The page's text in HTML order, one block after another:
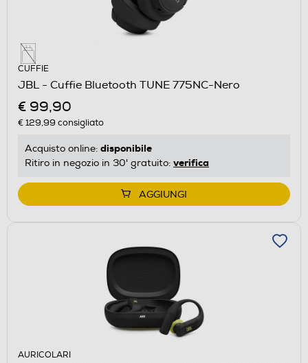
CUFFIE
JBL - Cuffie Bluetooth TUNE 775NC-Nero
€ 99,90
€ 129,99 consigliato
Acquisto online: disponibile
Ritiro in negozio in 30' gratuito: verifica
AGGIUNGI
AURICOLARI